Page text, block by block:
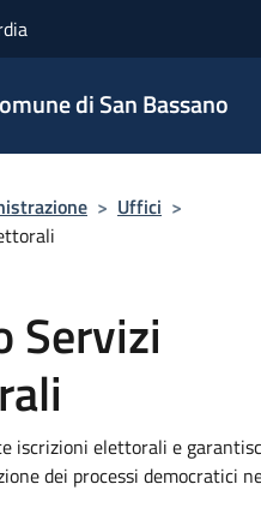
di San Bassano
> Uffici >
Servizi
iscrizioni elettorali e
dei processi democratici